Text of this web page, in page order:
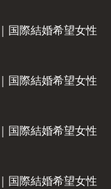
国際結婚希望女性
国際結婚希望女性
国際結婚希望女性
国際結婚希望女性